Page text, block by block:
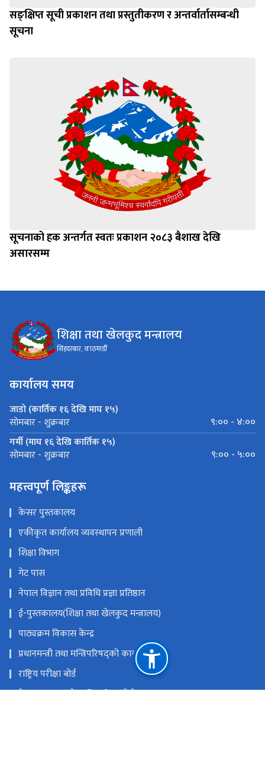
सङ्क्षिप्त सूची प्रकाशन तथा प्रस्तुतीकरण र अन्तर्वार्तासम्बन्धी
सूचना
सूचनाको हक अन्तर्गत स्वतः प्रकाशन २०८३ बैशाख देखि
असारसम्म
शिक्षा तथा खेलकुद मन्त्रालय
सिंहदरबार, काठमाडौँ
कार्यालय समय
जाडो (कार्तिक १६ देखि माघ १५)
सोमबार - शुक्रबार
९:०० - ४:००
गर्मी (माघ १६ देखि कार्तिक १५)
सोमबार - शुक्रबार ९:०० - ५:००
महत्त्वपूर्ण लिङ्कहरू
केसर पुस्तकालय
एकीकृत कार्यालय व्यवस्थापन प्रणाली
शिक्षा विभाग
गेट पास
नेपाल विज्ञान तथा प्रविधि प्रज्ञा प्रतिष्ठान
ई-पुस्तकालय(शिक्षा तथा खेलकुद मन्त्रालय)
पाठ्यक्रम विकास केन्द्र
प्रधानमन्त्री तथा मन्त्रिपरिषद्को कार्यालय
राष्ट्रिय परीक्षा बोर्ड
नेपाल सरकारको आधिकारिक पोर्टल